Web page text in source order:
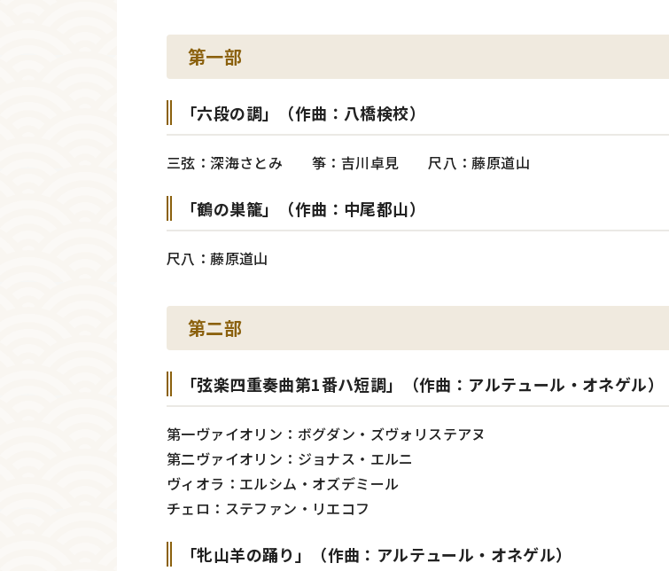
第一部
「六段の調」（作曲：八橋検校）
三弦：深海さとみ 筝：吉川卓見 尺八：藤原道山
「鶴の巣籠」（作曲：中尾都山）
尺八：藤原道山
第二部
「弦楽四重奏曲第1番ハ短調」（作曲：アルテュール・オネゲル）
第一ヴァイオリン：ボグダン・ズヴォリステアヌ
第二ヴァイオリン：ジョナス・エルニ
ヴィオラ：エルシム・オズデミール
チェロ：ステファン・リエコフ
「牝山羊の踊り」（作曲：アルテュール・オネゲル）